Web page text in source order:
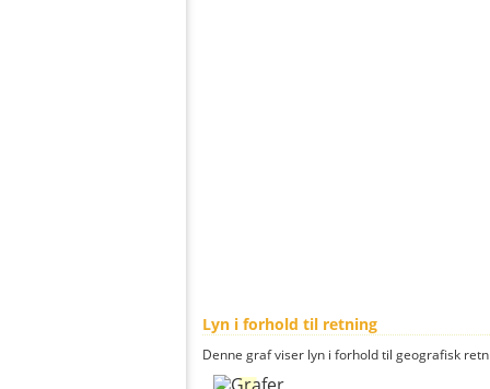
Lyn i forhold til retning
Denne graf viser lyn i forhold til geografisk